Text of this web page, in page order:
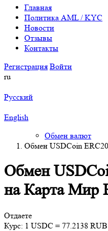
Главная
Политика AML / KYC
Новости
Отзывы
Контакты
Регистрация Войти
ru
Русский
English
Обмен валют
Обмен USDCoin
Обмен
на Карта Мир
Отдаете
Курс: 1 USDC = 77.2138 RUB